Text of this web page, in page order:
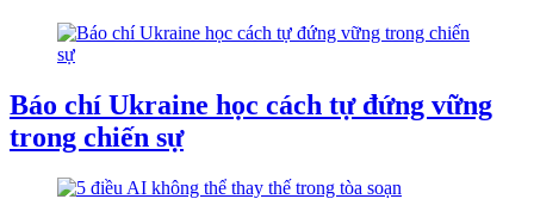
Báo chí Ukraine học cách tự đứng vững
trong chiến sự